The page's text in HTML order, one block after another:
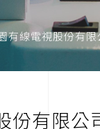
有線電視股份有
份有限公